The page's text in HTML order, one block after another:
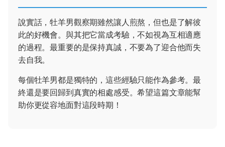
說實話，牡羊男觀察期雖然讓人煎熬，但也是了解彼
此的好機會。與其把它當成考驗，不如視為互相適應
的過程。最重要的是保持真誠，不要為了迎合他而失
去自我。
每個牡羊男都是獨特的，這些經驗只能作為參考。最
終還是要回歸到真實的相處感受。希望這篇文章能幫
助你更從容地面對這段時期！